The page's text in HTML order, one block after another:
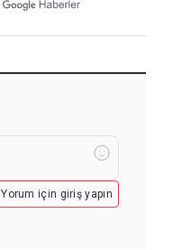
Yorum için giriş yapın